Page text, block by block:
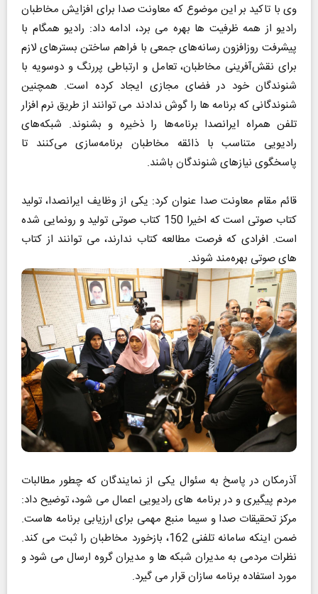
وی با تاکید بر این موضوع که معاونت صدا برای افزایش مخاطبان
رادیو از همه ظرفیت ها بهره می برد، ادامه داد: رادیو همگام با
پیشرفت روزافزون رسانه‌های جمعی با فراهم ساختن بسترهای لازم
برای نقش‌آفرینی مخاطبان، تعامل و ارتباطی پررنگ و‌ دوسویه‌ با
شنوندگان خود در فضای مجازی ایجاد کرده است. همچنین
شنوندگانی که برنامه ها را گوش ندادند می توانند از طریق نرم افزار
تلفن همراه ایرانصدا برنامه‌ها را ذخیره و بشنوند. شبکه‌های
رادیویی متناسب با ذائقه مخاطبان برنامه‌سازی می‌کنند تا
پاسخگوی نیازهای شنوندگان باشند.
قائم مقام معاونت صدا عنوان کرد: یکی از وظایف ایرانصدا، تولید
کتاب صوتی است که اخیرا 150 کتاب صوتی تولید و رونمایی شده
است. افرادی که فرصت مطالعه کتاب ندارند، می توانند از کتاب
های صوتی بهره‌مند شوند.
آذرمکان در پاسخ به سئوال یکی از نمایندگان که چطور مطالبات
مردم پیگیری و در برنامه های رادیویی اعمال می شود، توضیح داد:
مرکز تحقیقات صدا و سیما منبع مهمی برای ارزیابی برنامه هاست.
ضمن اینکه سامانه تلفنی 162، بازخورد مخاطبان را ثبت می کند.
نظرات مردمی به مدیران شبکه ها و مدیران گروه ارسال می شود و
مورد استفاده برنامه سازان قرار می گیرد.